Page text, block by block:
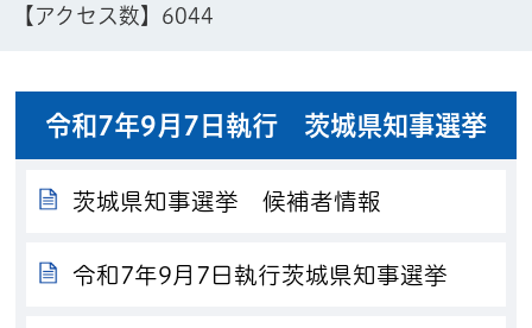
【アクセス数】 6044
令和7年9月7日執行 茨城県知事選挙
茨城県知事選挙 候補者情報
令和7年9月7日執行茨城県知事選挙